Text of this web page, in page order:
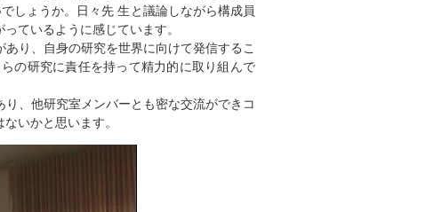
しょうか。日々先 生と議論しながら構成員
ているように感じています。
り、自身の研究を世界に向けて発信するこ
の研究に責任を持って精力的に取り組んで
、他研究室メンバーとも密な交流ができコ
いかと思います。